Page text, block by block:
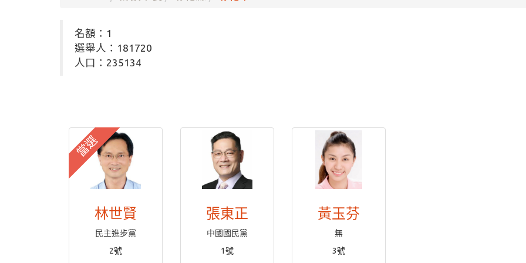
名額：1
選舉人：181720
人口：235134
當選
林世賢
民主進步黨
2號
張東正
中國國民黨
1號
黃玉芬
無
3號